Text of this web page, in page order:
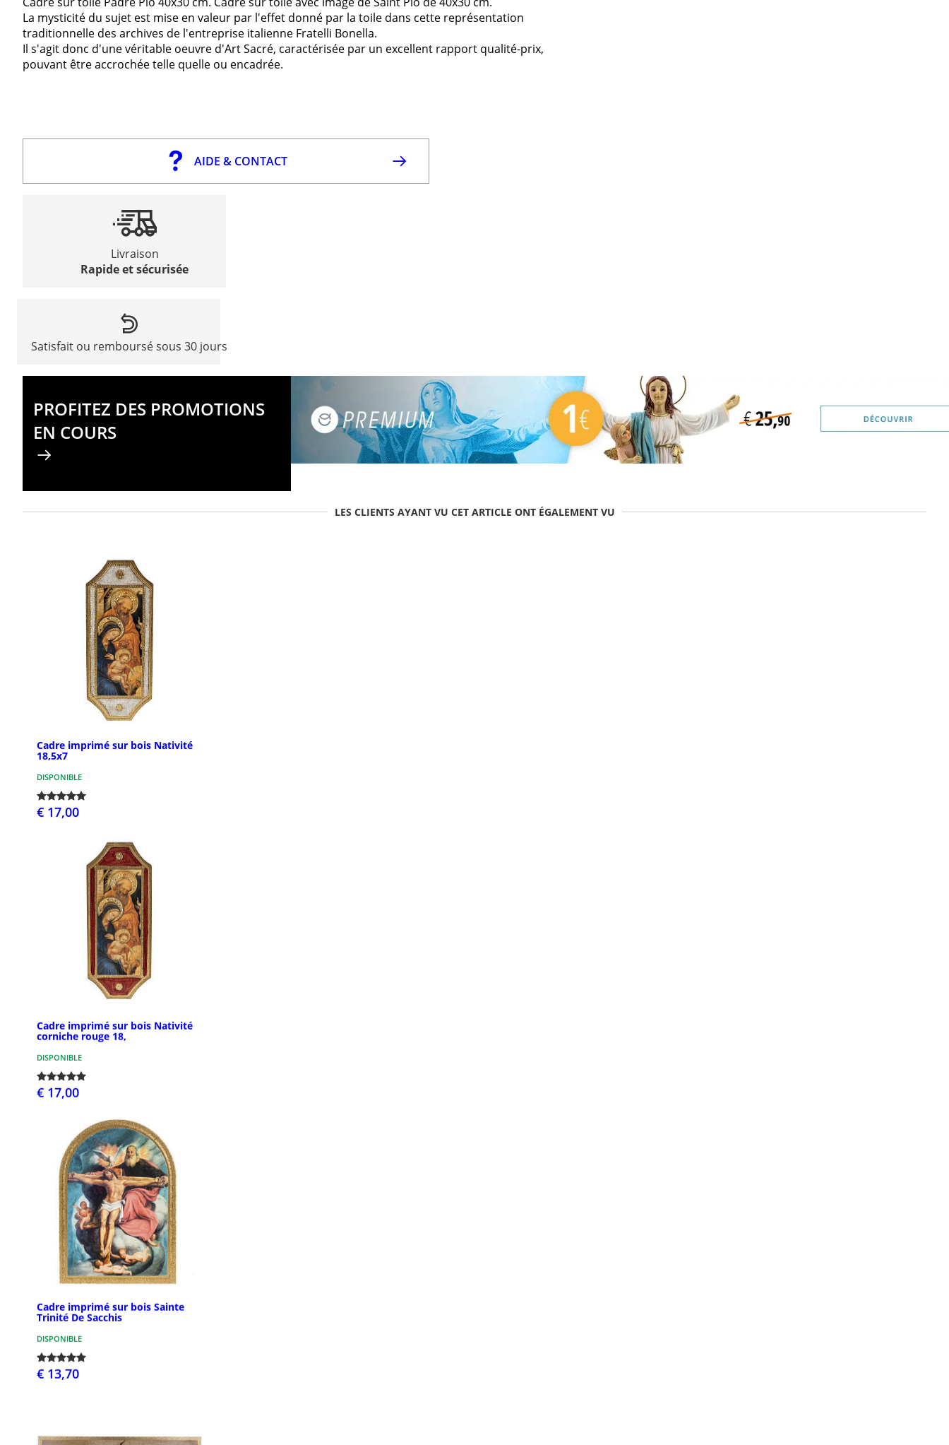
La mysticité du sujet est mise en valeur par l'effet donné par la toile dans cette représentation
traditionnelle des archives de l'entreprise italienne Fratelli Bonella.
Il s'agit donc d'une véritable oeuvre d'Art Sacré, caractérisée par un excellent rapport qualité-prix,
pouvant être accrochée telle quelle ou encadrée.
AIDE & CONTACT
Livraison
Rapide et sécurisée
Satisfait ou remboursé sous 30 jours
PROFITEZ DES PROMOTIONS
EN COURS
LES CLIENTS AYANT VU CET ARTICLE ONT ÉGALEMENT VU
Cadre imprimé sur bois Nativité
18,5x7
DISPONIBLE
€ 17,00
Cadre imprimé sur bois Nativité
corniche rouge 18,
DISPONIBLE
€ 17,00
Cadre imprimé sur bois Sainte
Trinité De Sacchis
DISPONIBLE
€ 13,70